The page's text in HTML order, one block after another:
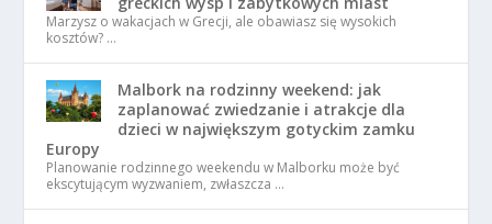
Marzysz o wakacjach w Grecji, ale obawiasz się wysokich
kosztów? …
Malbork na rodzinny weekend: jak
zaplanować zwiedzanie i atrakcje dla
dzieci w największym gotyckim zamku
Europy
Planowanie rodzinnego weekendu w Malborku może być
ekscytującym wyzwaniem, zwłaszcza …